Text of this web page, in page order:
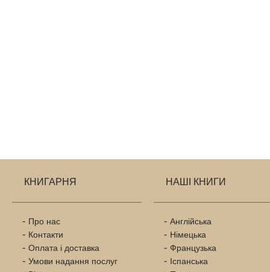
КНИГАРНЯ
Про нас
Контакти
Оплата і доставка
Умови надання послуг
НАШІ КНИГИ
Англійська
Німецька
Французька
Іспанська